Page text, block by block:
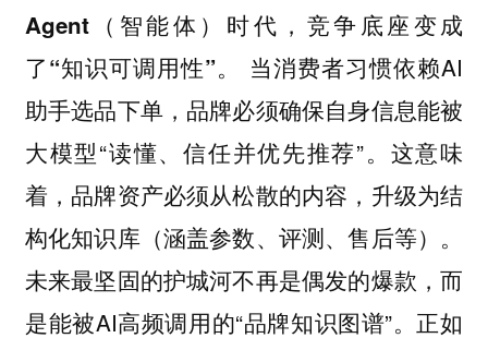
Agent（智能体）时代，竞争底座变成
了“知识可调用性”。
当消费者习惯依赖AI
助手选品下单，品牌必须确保自身信息能被
大模型“读懂、信任并优先推荐”。这意味
着，品牌资产必须从松散的内容，升级为结
构化知识库（涵盖参数、评测、售后等）。
未来最坚固的护城河不再是偶发的爆款，而
是能被AI高频调用的“品牌知识图谱”。正如